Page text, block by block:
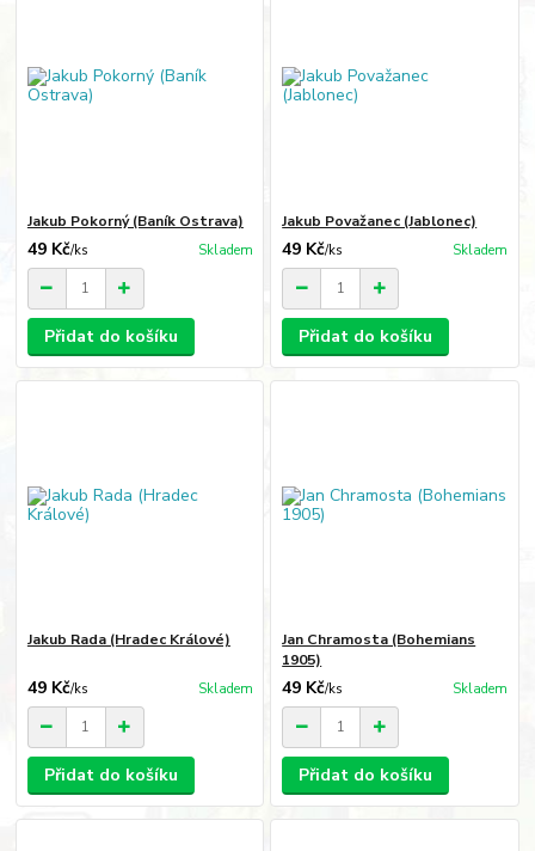
Jakub Pokorný (Baník Ostrava)
49 Kč/ks Skladem
Přidat do košíku
Jakub Považanec (Jablonec)
49 Kč/ks Skladem
Přidat do košíku
Jakub Rada (Hradec Králové)
49 Kč/ks Skladem
Přidat do košíku
Jan Chramosta (Bohemians
1905)
49 Kč/ks Skladem
Přidat do košíku